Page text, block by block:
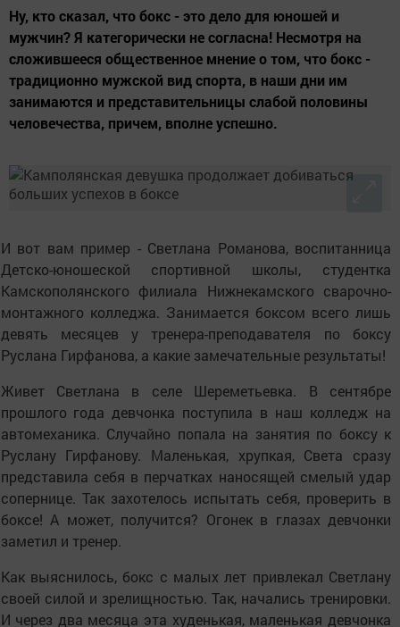
Ну, кто сказал, что бокс - это дело для юношей и
мужчин? Я категорически не согласна! Несмотря на
сложившееся общественное мнение о том, что бокс -
традиционно мужской вид спорта, в наши дни им
занимаются и представительницы слабой половины
человечества, причем, вполне успешно.
И вот вам пример - Светлана Романова, воспитанница
Детско-юношеской спортивной школы, студентка
Камскополянского филиала Нижнекамского сварочно-
монтажного колледжа. Занимается боксом всего лишь
девять месяцев у тренера-преподавателя по боксу
Руслана Гирфанова, а какие замечательные результаты!
Живет Светлана в селе Шереметьевка. В сентябре
прошлого года девчонка поступила в наш колледж на
автомеханика. Случайно попала на занятия по боксу к
Руслану Гирфанову. Маленькая, хрупкая, Света сразу
представила себя в перчатках наносящей смелый удар
сопернице. Так захотелось испытать себя, проверить в
боксе! А может, получится? Огонек в глазах девчонки
заметил и тренер.
Как выяснилось, бокс с малых лет привлекал Светлану
своей силой и зрелищностью. Так, начались тренировки.
И через два месяца эта худенькая, маленькая девчонка